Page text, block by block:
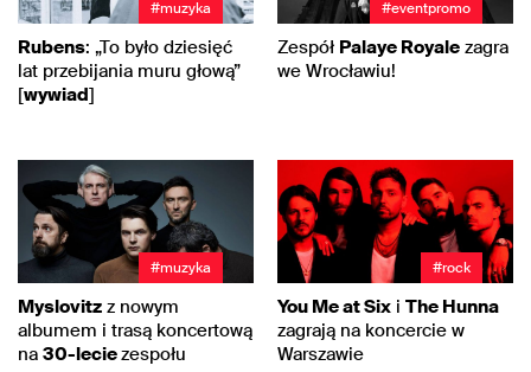
#muzyka
Rubens: „To było dziesięć
lat przebijania muru głową”
[wywiad]
#eventpromo
Zespół Palaye Royale zagra
we Wrocławiu!
#muzyka
Myslovitz z nowym
albumem i trasą koncertową
na 30-leciezespołu
#rock
You Me at Six i The Hunna
zagrają na koncercie w
Warszawie